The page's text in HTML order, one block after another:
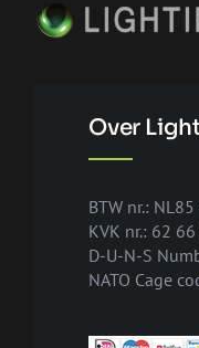
Over
BTW nr.:
KVK nr.: 62
D-U-N-S
NATO Cage